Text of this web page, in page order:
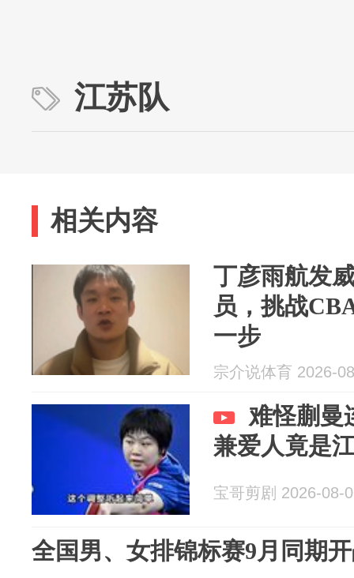
江苏队
相关内容
丁彦雨航发
员，挑战
一步
宗介说体育 2026-
难怪蒯曼
兼爱人竟是
宝哥剪剧 2026-08-
全国男、女排锦标赛9月同期